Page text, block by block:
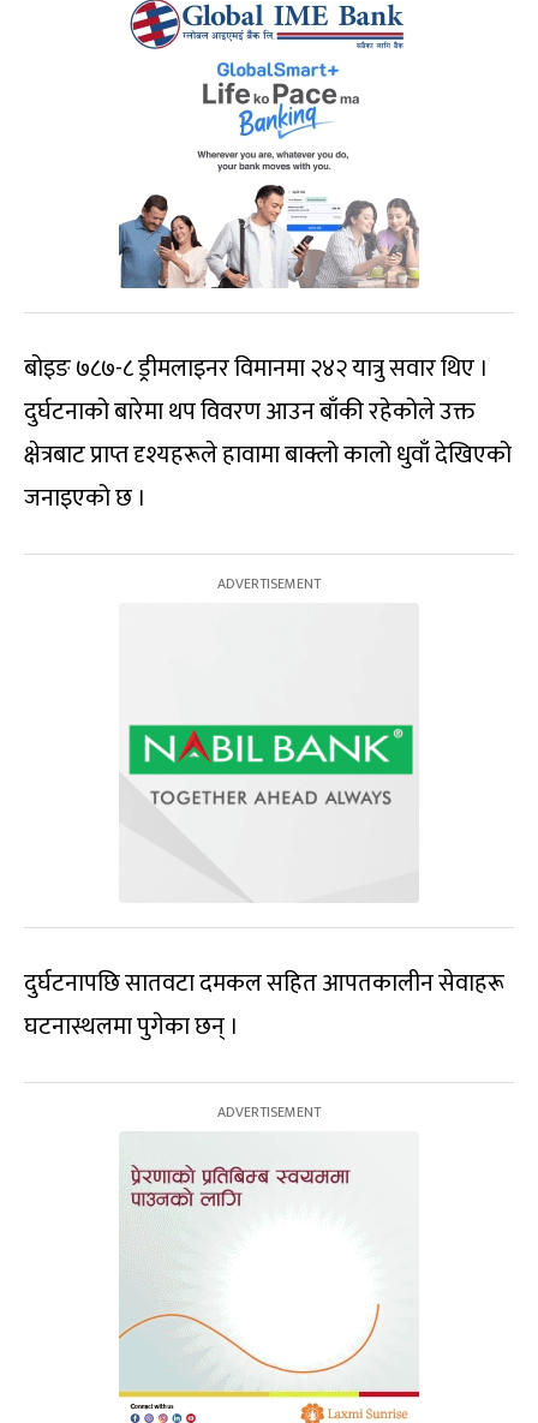
बोइङ ७८७-८ ड्रीमलाइनर विमानमा २४२ यात्रु सवार थिए ।
दुर्घटनाको बारेमा थप विवरण आउन बाँकी रहेकोले उक्त
क्षेत्रबाट प्राप्त दृश्यहरूले हावामा बाक्लो कालो धुवाँ देखिएको
जनाइएको छ ।
दुर्घटनापछि सातवटा दमकल सहित आपतकालीन सेवाहरू
घटनास्थलमा पुगेका छन् ।